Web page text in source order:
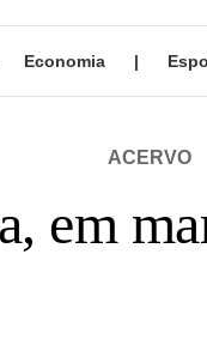
Economia |
ACERVO
em